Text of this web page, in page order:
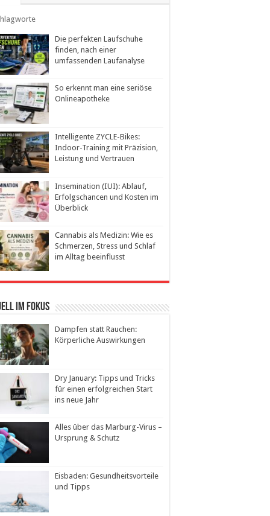
Die perfekten Laufschuhe
finden, nach einer
umfassenden Laufanalyse
So erkennt man eine seriöse
Onlineapotheke
Intelligente ZYCLE-Bikes:
Indoor-Training mit Präzision,
Leistung und Vertrauen
Insemination (IUI): Ablauf,
Erfolgschancen und Kosten im
Überblick
Cannabis als Medizin: Wie es
Schmerzen, Stress und Schlaf
im Alltag beeinflusst
im Fokus
Dampfen statt Rauchen:
Körperliche Auswirkungen
Dry January: Tipps und Tricks
für einen erfolgreichen Start
ins neue Jahr
Alles über das Marburg-Virus –
Ursprung & Schutz
Eisbaden: Gesundheitsvorteile
und Tipps